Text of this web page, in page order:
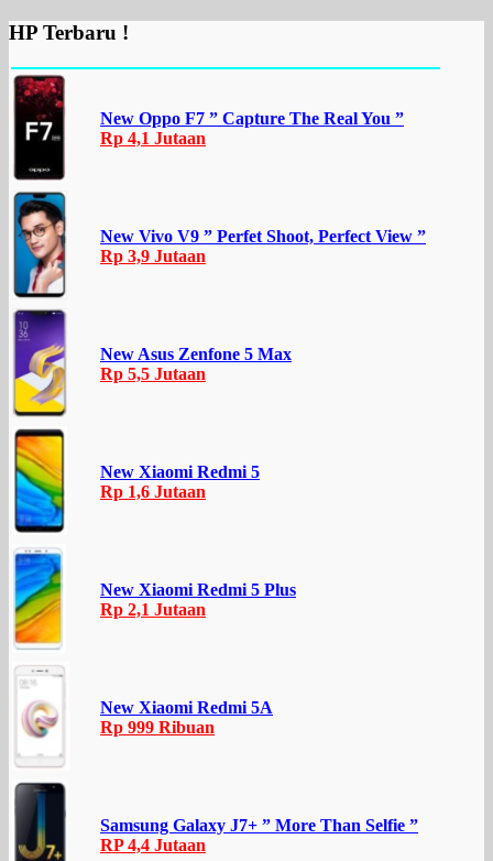
HP Terbaru !
New Oppo F7 ” Capture The Real You ”
Rp 4,1 Jutaan
New Vivo V9 ” Perfet Shoot, Perfect View ”
Rp 3,9 Jutaan
New Asus Zenfone 5 Max
Rp 5,5 Jutaan
New Xiaomi Redmi 5
Rp 1,6 Jutaan
New Xiaomi Redmi 5 Plus
Rp 2,1 Jutaan
New Xiaomi Redmi 5A
Rp 999 Ribuan
Samsung Galaxy J7+ ” More Than Selfie ”
RP 4,4 Jutaan